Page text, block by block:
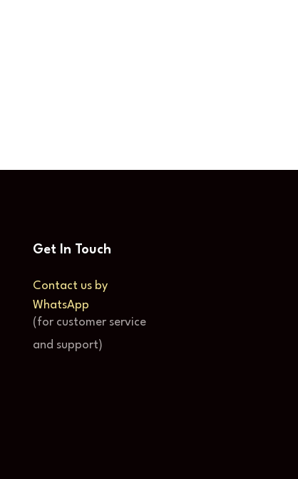
Get In Touch
Contact us by
WhatsApp
(for customer service
and support)